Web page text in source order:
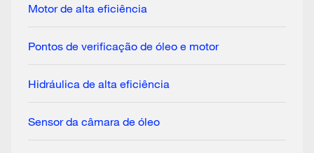
Motor de alta eficiência
Pontos de verificação de óleo e motor
Hidráulica de alta eficiência
Sensor da câmara de óleo